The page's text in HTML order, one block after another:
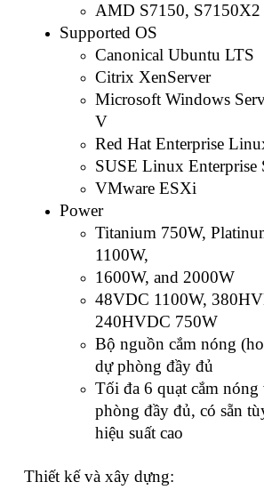
AMD S7150, S7150X2
Supported OS
Canonical Ubuntu LTS
Citrix XenServer
Microsoft Windows
V
Red Hat Enterprise
SUSE Linux Enterprise
VMware ESXi
Power
Titanium 750W,
1100W,
1600W, and 2000W
48VDC 1100W,
240HVDC 750W
Bộ nguồn cắm nóng
dự phòng đầy đủ
Tối đa 6 quạt cắm
phòng đầy đủ, có sẵn
hiệu suất cao
Thiết kế và xây dựng: